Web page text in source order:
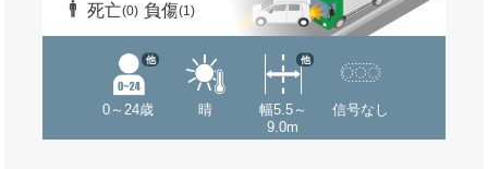
死亡(0) 負傷(1)
0～24歳
他
晴
幅5.5～
9.0m
他
信号なし